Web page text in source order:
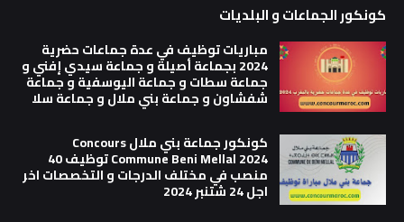
كونكور الجماعات و البلديات
مباريات توظيف في عدة جماعات حضرية
2024 بجماعة أصيلة و جماعة سيدي إفني و
جماعة سطات و جماعة اليوسفية و جماعة
شفشاون و جماعة بني ملال و جماعة سلا
كونكور جماعة بني ملال Concours
Commune Beni Mellal 2024 توظيف 40
منصب في مختلف الدرجات و التخصصات اخر
اجل 24 شتنبر 2024